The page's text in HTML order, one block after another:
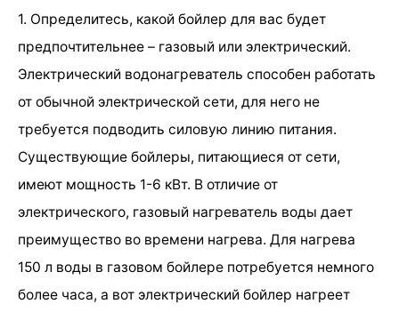
1. Определитесь, какой бойлер для вас будет
предпочтительнее – газовый или электрический.
Электрический водонагреватель способен работать
от обычной электрической сети, для него не
требуется подводить силовую линию питания.
Существующие бойлеры, питающиеся от сети,
имеют мощность 1-6 кВт. В отличие от
электрического, газовый нагреватель воды дает
преимущество во времени нагрева. Для нагрева
150 л воды в газовом бойлере потребуется немного
более часа, а вот электрический бойлер нагреет